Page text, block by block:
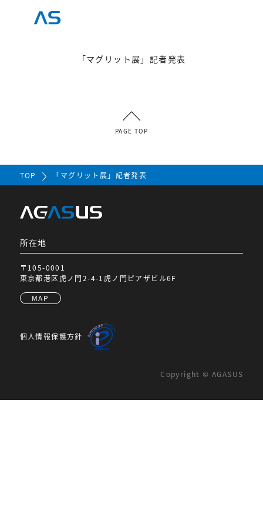
「マグリット展」記者発表
PAGE TOP
TOP 「マグリット展」記者発表
所在地
〒105-0001
東京都港区虎ノ門2-4-1虎ノ門ピアザビル6F
MAP
個人情報保護方針
Copyright © AGASUS